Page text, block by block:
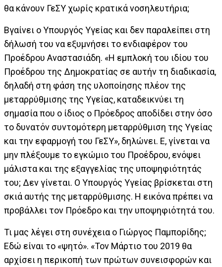
θα κάνουν ΓεΣΥ χωρίς κρατικά νοσηλευτήρια;
Βγαίνει ο Υπουργός Υγείας και δεν παραλείπει στη
δήλωσή του να εξυμνήσει το ενδιαφέρον του
Προέδρου Αναστασιάδη. «Η εμπλοκή του ιδίου του
Προέδρου της Δημοκρατίας σε αυτήν τη διαδικασία,
δηλαδή στη φάση της υλοποίησης πλέον της
μεταρρύθμισης της Υγείας, καταδεικνύει τη
σημασία που ο ίδιος ο Πρόεδρος αποδίδει στην όσο
το δυνατόν συντομότερη μεταρρύθμιση της Υγείας
και την εφαρμογή του ΓεΣΥ», δηλώνει. Ε, γίνεται να
μην πλέξουμε το εγκώμιο του Προέδρου, ενόψει
μάλιστα και της εξαγγελίας της υποψηφιότητάς
του; Δεν γίνεται. Ο Υπουργός Υγείας βρίσκεται στη
σκιά αυτής της μεταρρύθμισης. Η εικόνα πρέπει να
προβάλλει τον Πρόεδρο και την υποψηφιότητά του.
Τι μας λέγει στη συνέχεια ο Γιώργος Παμπορίδης;
Εδώ είναι το «ψητό». «Τον Μάρτιο του 2019 θα
αρχίσει η περικοπή των πρώτων συνεισφορών και